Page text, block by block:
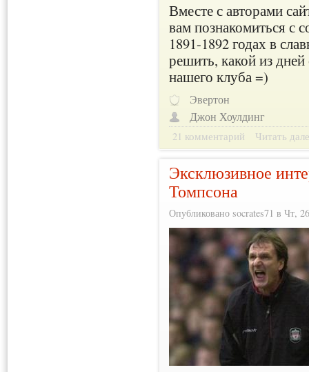
Вместе с авторами
вам познакомиться с
1891-1892 годах в
решить, какой из
нашего клуба =)
Эвертон
Джон Хоулдинг
21 комментарий Читать
Эксклюзивное
Томпсона
Опубликовано socrates71 в Чт,